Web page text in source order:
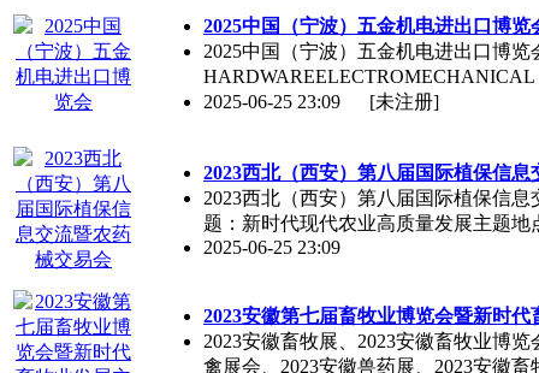
2025中国（宁波）五金机电进出口博览
2025中国（宁波）五金机电进出口博
2025-06-25 23:09
[未注册]
2023西北（西安）第八届国际植保信
2023西北（西安）第八届国际植保信
题：新时代现代农业高质量发展主题地
2025-06-25 23:09
2023安徽第七届畜牧业博览会暨新时
2023安徽畜牧展、2023安徽畜牧业博
禽展会、2023安徽兽药展、2023安徽畜